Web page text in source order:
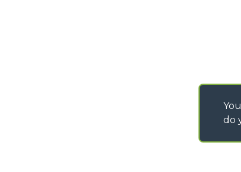
do
P. IVA/Codice Fiscale 03078670043 - Iscrizione CCIAA di Cuneo n.